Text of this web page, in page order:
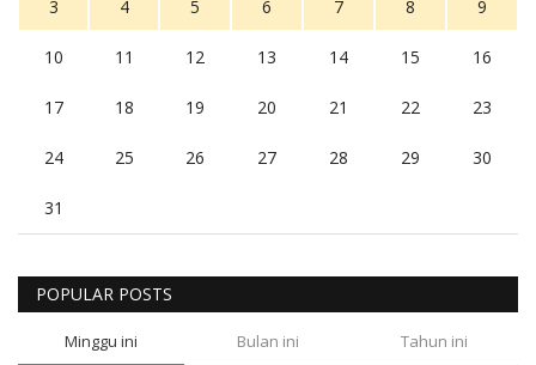
3 4 5 6 7 8 9
10 11 12 13 14 15 16
17 18 19 20 21 22 23
24 25 26 27 28 29 30
31
POPULAR POSTS
Minggu ini Bulan ini Tahun ini